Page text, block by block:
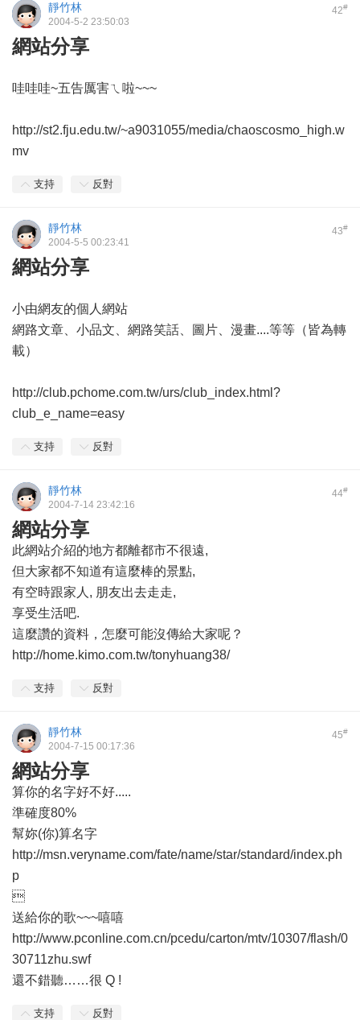
42#
靜竹林
2004-5-2 23:50:03
網站分享
哇哇哇~五告厲害ㄟ啦~~~
http://st2.fju.edu.tw/~a9031055/media/chaoscosmo_high.w
mv
支持 反對
43#
靜竹林
2004-5-5 00:23:41
網站分享
小由網友的個人網站
網路文章、小品文、網路笑話、圖片、漫畫....等等（皆為轉
載）
http://club.pchome.com.tw/urs/club_index.html?
club_e_name=easy
支持 反對
44#
靜竹林
2004-7-14 23:42:16
網站分享
此網站介紹的地方都離都市不很遠,
但大家都不知道有這麼棒的景點,
有空時跟家人, 朋友出去走走,
享受生活吧.
這麼讚的資料，怎麼可能沒傳給大家呢？
http://home.kimo.com.tw/tonyhuang38/
支持 反對
45#
靜竹林
2004-7-15 00:17:36
網站分享
算你的名字好不好.....
準確度80%
幫妳(你)算名字
http://msn.veryname.com/fate/name/star/standard/index.ph
p

送給你的歌~~~嘻嘻
http://www.pconline.com.cn/pcedu/carton/mtv/10307/flash/0
30711zhu.swf
還不錯聽……很 Q !
支持 反對